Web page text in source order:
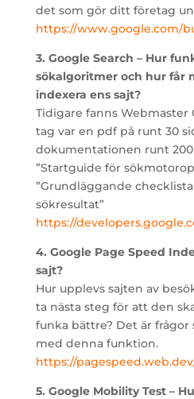
det som gör ditt företag
https://www.google.com/
3. Google Search – Hur
sökalgoritmer och hur får
indexera ens sajt?
Tidigare fanns Webmaster
tag var en pdf på runt 30
dokumentationen runt
”Startguide för
”Grundläggande
sökresultat”
https://
4. Google Page Speed
sajt?
Hur upplevs sajten av
ta nästa steg för att den
funka bättre? Det är frågor
med denna funktion.
https://
5. Google Mobility Test –